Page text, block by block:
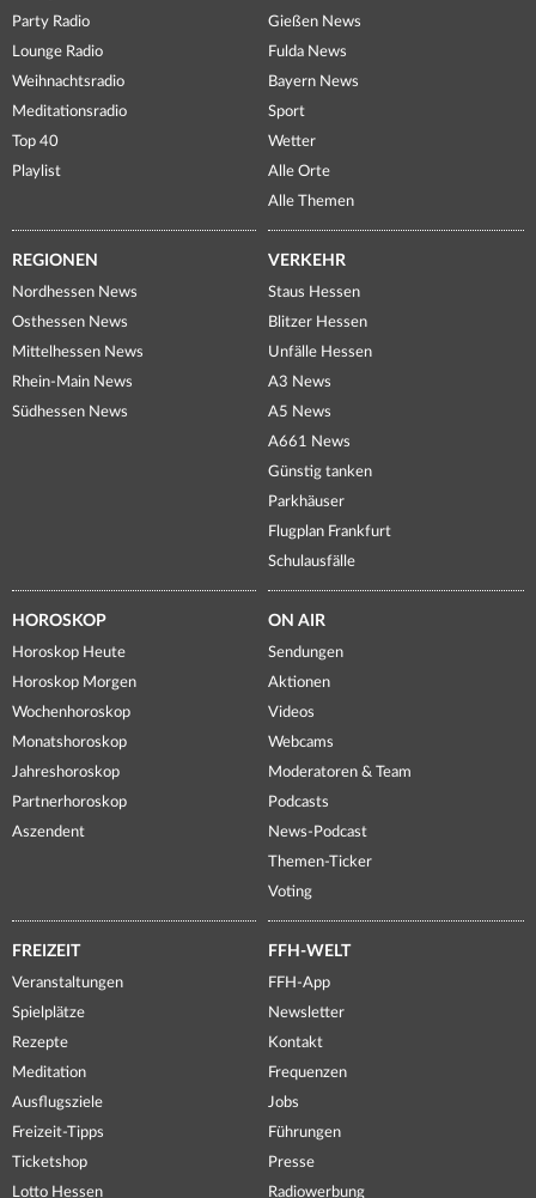
Party Radio
Lounge Radio
Weihnachtsradio
Meditationsradio
Top 40
Playlist
Gießen News
Fulda News
Bayern News
Sport
Wetter
Alle Orte
Alle Themen
REGIONEN
Nordhessen News
Osthessen News
Mittelhessen News
Rhein-Main News
Südhessen News
VERKEHR
Staus Hessen
Blitzer Hessen
Unfälle Hessen
A3 News
A5 News
A661 News
Günstig tanken
Parkhäuser
Flugplan Frankfurt
Schulausfälle
HOROSKOP
Horoskop Heute
Horoskop Morgen
Wochenhoroskop
Monatshoroskop
Jahreshoroskop
Partnerhoroskop
Aszendent
ON AIR
Sendungen
Aktionen
Videos
Webcams
Moderatoren & Team
Podcasts
News-Podcast
Themen-Ticker
Voting
FREIZEIT
Veranstaltungen
Spielplätze
Rezepte
Meditation
Ausflugsziele
Freizeit-Tipps
Ticketshop
Lotto Hessen
FFH-WELT
FFH-App
Newsletter
Kontakt
Frequenzen
Jobs
Führungen
Presse
Radiowerbung